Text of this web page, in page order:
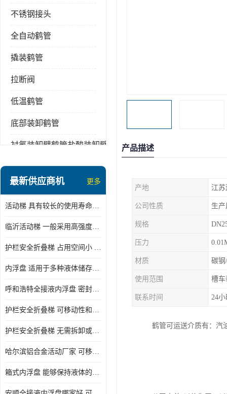
不锈钢接头
全自动鹤管
撬装鹤管
拉断阀
低温鹤管
底部装卸鹤管
衬氟装卸臂鹤管盐酸装卸臂
顶部装卸车鹤管
液氨液化气鹤管
定量装车系统
最新供应商机 更多
活动梯 具有较长的使用寿命和耐用性 一般采用高强度材料制造
临沂活动梯 一般采用高强度材料制造 可以用于多种不同的任务
护栏安全折叠梯 占用空间小 方便存放和搬运
内浮盘 适用于多种液体储存和运输 能够降低运输成本和维护成本
呼和浩特全接液内浮盘 密封性能好 有效保护液体质量
护栏安全折叠梯 可移动性和安全性较高 占用空间小
护栏安全折叠梯 无需拆卸或重新安装 占用空间小
哈尔滨铝合金活动厂家 可移动性和安全性较高 占用空间小
箱式内浮盘 能够保持液体的密闭状态 适用于多种液体储存和运输
产品描述
产地 江
公司性质 生
规格
压力
材质 碳钢
使用范围 槽车
联系时间 24
鹤管可运送介质有：汽